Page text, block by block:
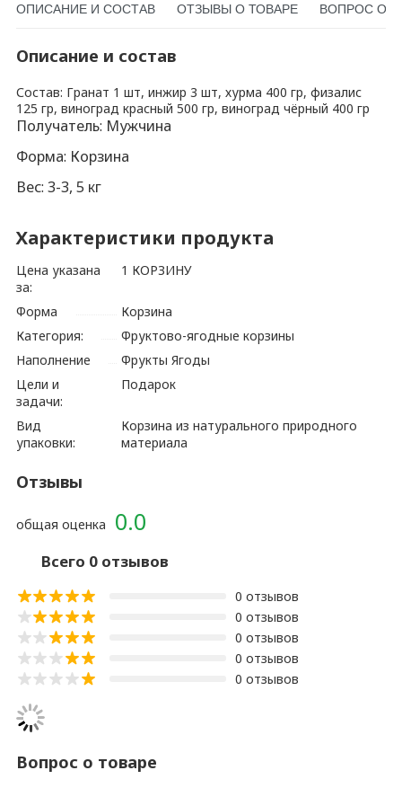
ОПИСАНИЕ И СОСТАВ ОТЗЫВЫ О ТОВАРЕ ВОПРОС О
Описание и состав
Состав: Гранат 1 шт, инжир 3 шт, хурма 400 гр, физалис
125 гр, виноград красный 500 гр, виноград чёрный 400 гр
Получатель: Мужчина
Форма: Корзина
Вес: 3-3, 5 кг
Характеристики продукта
Цена указана
за:
1 КОРЗИНУ
Форма
Корзина
Категория:
Фруктово-ягодные корзины
Наполнение
Фрукты Ягоды
Цели и
задачи:
Подарок
Вид
упаковки:
Корзина из натурального природного
материала
Отзывы
0.0
общая оценка
Всего 0 отзывов
0 отзывов
0 отзывов
0 отзывов
0 отзывов
0 отзывов
Вопрос о товаре